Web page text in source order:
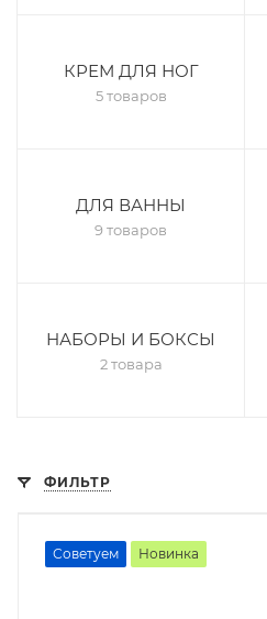
КРЕМ ДЛЯ НОГ
5 товаров
ДЛЯ ВАННЫ
9 товаров
НАБОРЫ И БОКСЫ
2 товара
ФИЛЬТР
Советуем Новинка